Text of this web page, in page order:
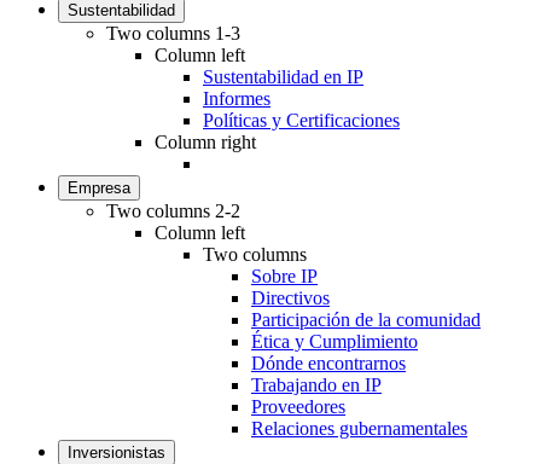
Sustentabilidad
Two columns 1-3
Column left
Sustentabilidad en IP
Informes
Políticas y Certificaciones
Column right
Empresa
Two columns 2-2
Column left
Two columns
Sobre IP
Directivos
Participación de la comunidad
Ética y Cumplimiento
Dónde encontrarnos
Trabajando en IP
Proveedores
Relaciones gubernamentales
Inversionistas